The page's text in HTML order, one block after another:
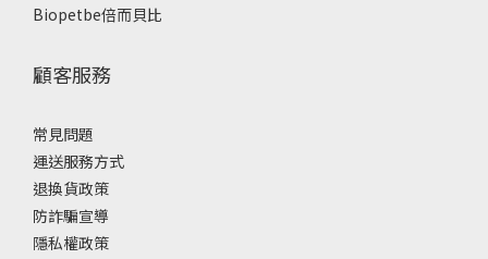
Biopetbe倍而貝比
顧客服務
常見問題
運送服務方式
退換貨政策
防詐騙宣導
隱私權政策